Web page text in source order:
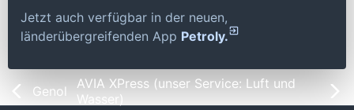
Jetzt auch verfügbar in der neuen,
länderübergreifenden App Petroly.
Genol
AVIA XPress (unser Service: Luft und
Wasser)